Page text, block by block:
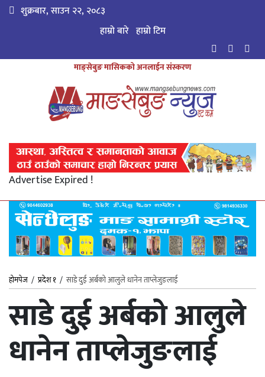
शुक्रबार, साउन २२, २०८३
हाम्रो बारे हाम्राे टिम
माङ्सेबुङ मासिकको अनलाईन संस्करण
Advertise Expired !
होमपेज /प्रदेश १ / साडे दुई अर्बको आलुले धानेन ताप्लेजुङलाई
साडे दुई अर्बको आलुले
धानेन ताप्लेजुङलाई